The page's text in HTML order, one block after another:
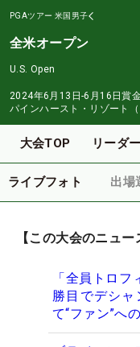
PGAツアー 米国男子
全米オープン
U.S. Open
2024年6月13日-6月16日賞
パインハースト・リゾート
大会TOP リーダ
ライブフォト 出場
【この大会のニュー
「全員トロ
勝目でデシャ
て“ファン”へ